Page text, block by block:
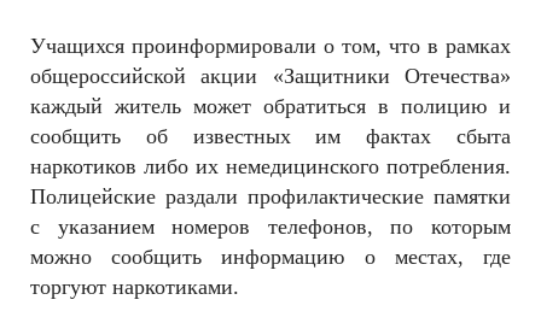
Учащихся проинформировали о том, что в рамках
общероссийской акции «Защитники Отечества»
каждый житель может обратиться в полицию и
сообщить об известных им фактах сбыта
наркотиков либо их немедицинского потребления.
Полицейские раздали профилактические памятки
с указанием номеров телефонов, по которым
можно сообщить информацию о местах, где
торгуют наркотиками.